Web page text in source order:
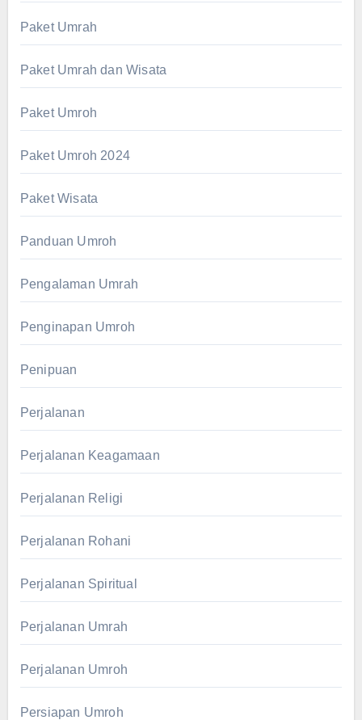
Paket Umrah
Paket Umrah dan Wisata
Paket Umroh
Paket Umroh 2024
Paket Wisata
Panduan Umroh
Pengalaman Umrah
Penginapan Umroh
Penipuan
Perjalanan
Perjalanan Keagamaan
Perjalanan Religi
Perjalanan Rohani
Perjalanan Spiritual
Perjalanan Umrah
Perjalanan Umroh
Persiapan Umroh